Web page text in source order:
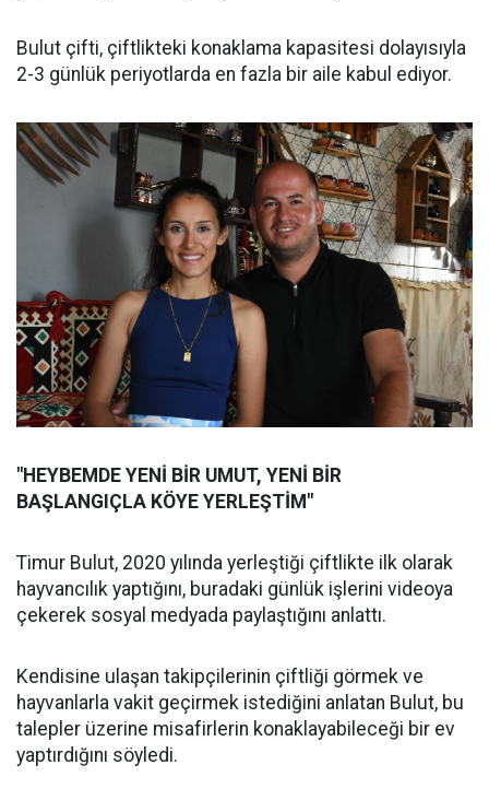
Bulut çifti, çiftlikteki konaklama kapasitesi dolayısıyla
2-3 günlük periyotlarda en fazla bir aile kabul ediyor.
"HEYBEMDE YENİ BİR UMUT, YENİ BİR
BAŞLANGIÇLA KÖYE YERLEŞTİM"
Timur Bulut, 2020 yılında yerleştiği çiftlikte ilk olarak
hayvancılık yaptığını, buradaki günlük işlerini videoya
çekerek sosyal medyada paylaştığını anlattı.
Kendisine ulaşan takipçilerinin çiftliği görmek ve
hayvanlarla vakit geçirmek istediğini anlatan Bulut, bu
talepler üzerine misafirlerin konaklayabileceği bir ev
yaptırdığını söyledi.